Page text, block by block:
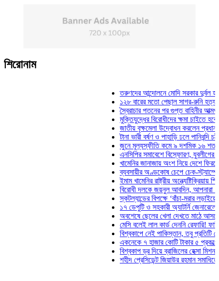
শিরোনাম
তরুণদের আন্দোলনে মোদি সরকার দুর্বল হয়েছে:
১২৮ বারের মতো পেছাল সাগর-রুনি হত্যা
স্বৈরাচার পতনের পর গুপ্ত বাহিনীর আত্মপ্রকাশ:
মুক্তিযুদ্ধের বিরোধীদের ক্ষমা চাইতে হবে:
জাতীয় বৃক্ষমেলা উদ্বোধন করলেন প্রধানমন্ত্রী
টানা ভারী বর্ষণ ও পাহাড়ি ঢলে পানিবন্দি
জুনে মূল্যস্ফীতি কমে ৯ দশমিক ১৬ শতাংশ
এনসিপির সমাবেশে বিস্ফোরণ, যুবলীগের দুই
খামেনির জানাজায় অংশ নিয়ে দেশে ফিরলেন
ব্যবসায়ীর অণ্ডকোষ চেপে চেক-স্ট্যাম্পে
ইমাম খামেনির রাষ্ট্রীয় অন্ত্যেষ্টিক্রিয়ায়
বিরোধী দলকে জয়নুল আবদিন, আপনারা ৭১
স্কটল্যান্ডের বিপক্ষে ‘বাঁচা-মরার লড়াইয়ে’
১৭ ডেপুটি ও সহকারী অ্যাটর্নি জেনারেলের
অবশেষে ছেলের খেলা দেখতে মাঠে আসছেন
মেসি বলেই লাল কার্ড দেননি রেফারি! ফাউল
বিশ্বকাপে নেই পাকিস্তান, তবু প্রতিটি গোলে
একনেকে ৭ হাজার কোটি টাকার ৫ প্রকল্পের
বিশ্বকাপ ড্র দিয়ে ব্রাজিলের হেক্সা মিশন শুরু
শহীদ প্রেসিডেন্ট জিয়াউর রহমান সমাধিতে